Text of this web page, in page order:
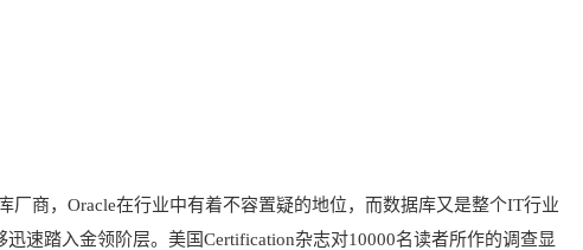
商，Oracle在行业中有着不容置疑的地位，而数据库又是整个IT行业
速踏入金领阶层。美国Certification杂志对10000名读者所作的调查显